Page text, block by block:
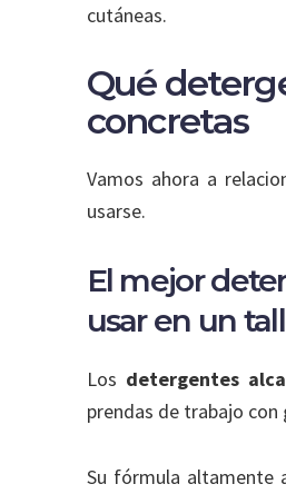
cutáneas.
Qué
concretas
Vamos ahora a
usarse.
El mejor
usar en un
Los detergentes
prendas de trabajo
Su fórmula altamente